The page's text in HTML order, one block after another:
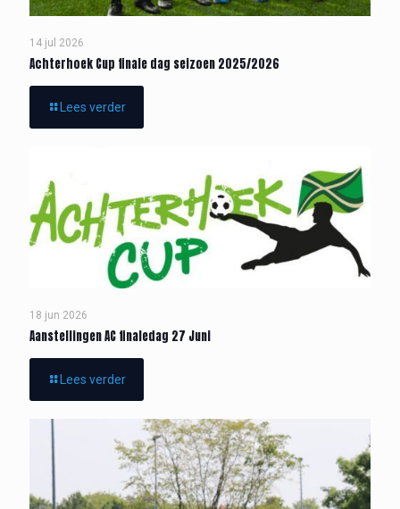
14 jul 2026
Achterhoek Cup finale dag seizoen 2025/2026
Lees verder
18 jun 2026
Aanstellingen AC finaledag 27 Juni
Lees verder